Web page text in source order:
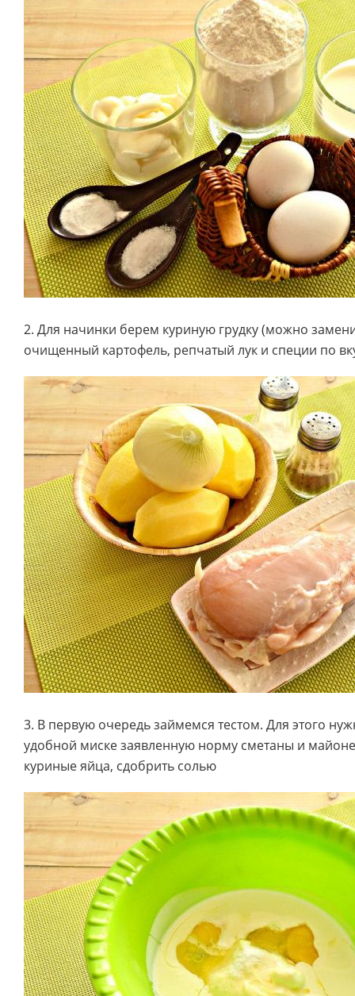
2. Для начинки берем куриную грудку (можно
очищенный картофель, репчатый лук и специи по
3. В первую очередь займемся тестом. Для этого
удобной миске заявленную норму сметаны и
куриные яйца, сдобрить солью